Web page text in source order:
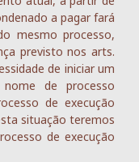
a pagar fará
mesmo processo,
previsto nos arts.
de iniciar um
de processo
de execução
situação teremos
de execução